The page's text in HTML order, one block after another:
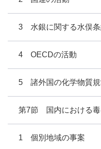
3 水銀に関する水俣条
4 OECDの活動
5 諸外国の化学物質規
第7節 国内における毒
1 個別地域の事案